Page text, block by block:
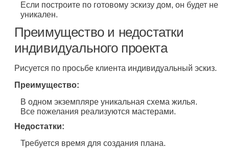
Если построите по готовому эскизу дом, он будет не
уникален.
Преимущество и недостатки
индивидуального проекта
Рисуется по просьбе клиента индивидуальный эскиз.
Преимущество:
В одном экземпляре уникальная схема жилья.
Все пожелания реализуются мастерами.
Недостатки:
Требуется время для создания плана.